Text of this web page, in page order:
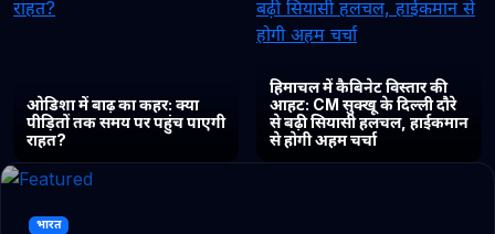
ओडिशा में बाढ़ का कहर: क्या
पीड़ितों तक समय पर पहुंच पाएगी
राहत?
हिमाचल में कैबिनेट विस्तार की
आहट: CM सुक्खू के दिल्ली दौरे
से बढ़ी सियासी हलचल, हाईकमान
से होगी अहम चर्चा
भारत